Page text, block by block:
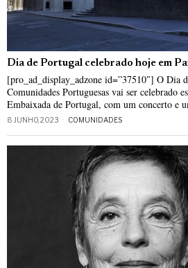
Dia de Portugal celebrado hoje em
[pro_ad_display_adzone id=”37510″] O Dia
Comunidades Portuguesas vai ser celebrado
Embaixada de Portugal, com um concerto e
8 JUNHO, 2023 COMUNIDADES